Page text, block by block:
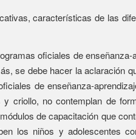
características de las
oficiales de enseñanza-
se debe hacer la aclaración
de enseñanza-
criollo, no contemplan de
de capacitación que
los niños y adolescentes